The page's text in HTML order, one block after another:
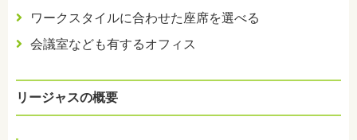
ワークスタイルに合わせた座席を選べる
会議室なども有するオフィス
リージャスの概要